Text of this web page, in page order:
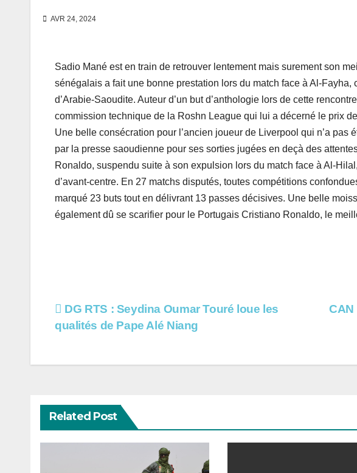
AVR 24, 2024
Sadio Mané est en train de retrouver lentement mais surement son
sénégalais a fait une bonne prestation lors du match face à Al-
d’Arabie-Saoudite. Auteur d’un but d’anthologie lors de cette
commission technique de la Roshn League qui lui a décerné le prix
Une belle consécration pour l’ancien joueur de Liverpool qui n’a pas
par la presse saoudienne pour ses sorties jugées en deçà des
Ronaldo, suspendu suite à son expulsion lors du match face à Al-
d’avant-centre. En 27 matchs disputés, toutes compétitions
marqué 23 buts tout en délivrant 13 passes décisives. Une belle
également dû se scarifier pour le Portugais Cristiano Ronaldo, le
Navigation
de
l’article
CAN
DG RTS : Seydina Oumar Touré loue les
qualités de Pape Alé Niang
Related Post